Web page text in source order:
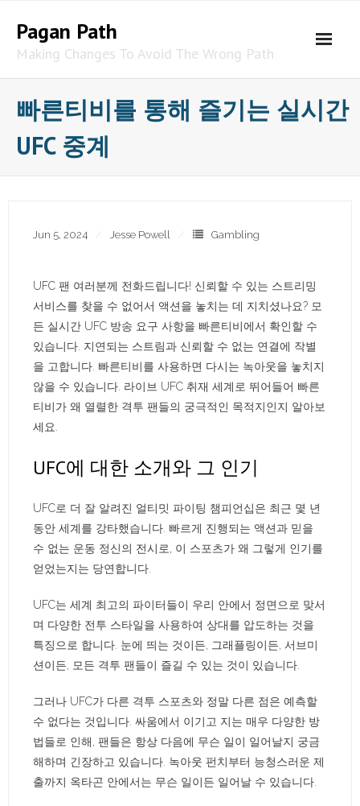
content
Pagan Path
Making Changes To Avoid The Wrong Path
빠른티비를 통해 즐기는 실시간
UFC 중계
Jun 5, 2024 Jesse Powell Gambling
UFC 팬 여러분께 전화드립니다! 신뢰할 수 있는 스트리밍
서비스를 찾을 수 없어서 액션을 놓치는 데 지치셨나요? 모
든 실시간 UFC 방송 요구 사항을 빠른티비에서 확인할 수
있습니다. 지연되는 스트림과 신뢰할 수 없는 연결에 작별
을 고합니다. 빠른티비를 사용하면 다시는 녹아웃을 놓치지
않을 수 있습니다. 라이브 UFC 취재 세계로 뛰어들어 빠른
티비가 왜 열렬한 격투 팬들의 궁극적인 목적지인지 알아보
세요.
UFC에 대한 소개와 그 인기
UFC로 더 잘 알려진 얼티밋 파이팅 챔피언십은 최근 몇 년
동안 세계를 강타했습니다. 빠르게 진행되는 액션과 믿을
수 없는 운동 정신의 전시로, 이 스포츠가 왜 그렇게 인기를
얻었는지는 당연합니다.
UFC는 세계 최고의 파이터들이 우리 안에서 정면으로 맞서
며 다양한 전투 스타일을 사용하여 상대를 압도하는 것을
특징으로 합니다. 눈에 띄는 것이든, 그래플링이든, 서브미
션이든, 모든 격투 팬들이 즐길 수 있는 것이 있습니다.
그러나 UFC가 다른 격투 스포츠와 정말 다른 점은 예측할
수 없다는 것입니다. 싸움에서 이기고 지는 매우 다양한 방
법들로 인해, 팬들은 항상 다음에 무슨 일이 일어날지 궁금
해하며 긴장하고 있습니다. 녹아웃 펀치부터 능청스러운 제
출까지 옥타곤 안에서는 무슨 일이든 일어날 수 있습니다.